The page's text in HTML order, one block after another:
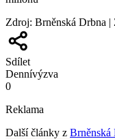
Zdroj: Brněnská Drbna |
Sdílet
Dennívýzva
0
Reklama
Další články z Brněnská